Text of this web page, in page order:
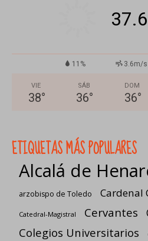
37.6
11% 3.6m/s
VIE
38°
SÁB
36°
DOM
36°
ETIQUETAS MÁS POPULARES
Alcalá de
arzobispo de Toledo
Cardenal
Catedral-Magistral Cervantes
Colegios Universitarios